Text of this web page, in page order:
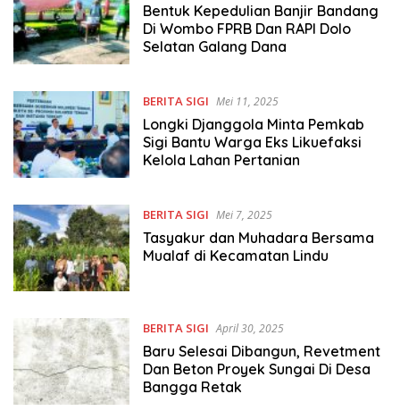
Bentuk Kepedulian Banjir Bandang
Di Wombo FPRB Dan RAPI Dolo
Selatan Galang Dana
BERITA SIGI Mei 11, 2025
Longki Djanggola Minta Pemkab
Sigi Bantu Warga Eks Likuefaksi
Kelola Lahan Pertanian
BERITA SIGI Mei 7, 2025
Tasyakur dan Muhadara Bersama
Mualaf di Kecamatan Lindu
BERITA SIGI April 30, 2025
Baru Selesai Dibangun, Revetment
Dan Beton Proyek Sungai Di Desa
Bangga Retak